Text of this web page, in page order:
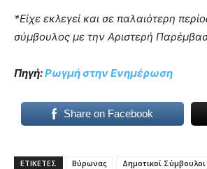
*Είχε εκλεγεί και σε παλαιότερη
σύμβουλος με την Αριστερή
Πηγή:Ρωγμή στην Ενημέρωση
Share on Facebook
ΕΤΙΚΕΤΕΣ Βύρωνας Δημοτικοί Σύμβουλοι